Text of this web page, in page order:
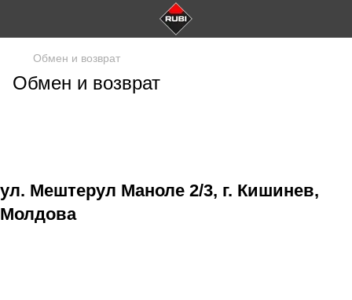
Обмен и возврат
Обмен и возврат
ул. Мештерул Маноле 2/3, г. Кишинев,
Молдова